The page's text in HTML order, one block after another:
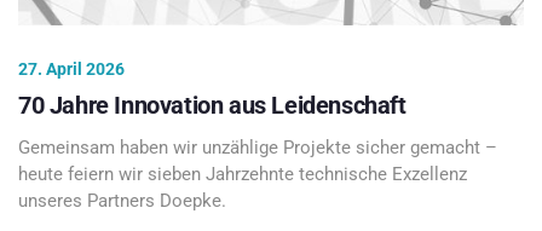
27. April 2026
70 Jahre Innovation aus Leidenschaft
Gemeinsam haben wir unzählige Projekte sicher gemacht –
heute feiern wir sieben Jahrzehnte technische Exzellenz
unseres Partners Doepke.